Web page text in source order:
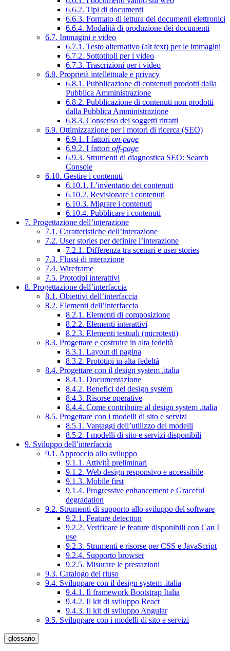
6.6.2. Tipi di documenti
6.6.3. Formato di lettura dei documenti elettronici
6.6.4. Modalità di produzione dei documenti
6.7. Immagini e video
6.7.1. Testo alternativo (alt text) per le immagini
6.7.2. Sottotitoli per i video
6.7.3. Trascrizioni per i video
6.8. Proprietà intellettuale e privacy
6.8.1. Pubblicazione di contenuti prodotti dalla
Pubblica Amministrazione
6.8.2. Pubblicazione di contenuti non prodotti
dalla Pubblica Amministrazione
6.8.3. Consenso dei soggetti ritratti
6.9. Ottimizzazione per i motori di ricerca (SEO)
6.9.1. I fattori on-page
6.9.2. I fattori off-page
6.9.3. Strumenti di diagnostica SEO: Search
Console
6.10. Gestire i contenuti
6.10.1. L’inventario dei contenuti
6.10.2. Revisionare i contenuti
6.10.3. Migrare i contenuti
6.10.4. Pubblicare i contenuti
7. Progettazione dell’interazione
7.1. Caratteristiche dell’interazione
7.2. User stories per definire l’interazione
7.2.1. Differenza tra scenari e user stories
7.3. Flussi di interazione
7.4. Wireframe
7.5. Prototipi interattivi
8. Progettazione dell’interfaccia
8.1. Obiettivi dell’interfaccia
8.2. Elementi dell’interfaccia
8.2.1. Elementi di composizione
8.2.2. Elementi interattivi
8.2.3. Elementi testuali (microtesti)
8.3. Progettare e costruire in alta fedeltà
8.3.1. Layout di pagina
8.3.2. Prototipi in alta fedeltà
8.4. Progettare con il design system .italia
8.4.1. Documentazione
8.4.2. Benefici del design system
8.4.3. Risorse operative
8.4.4. Come contribuire al design system .italia
8.5. Progettare con i modelli di sito e servizi
8.5.1. Vantaggi dell’utilizzo dei modelli
8.5.2. I modelli di sito e servizi disponibili
9. Sviluppo dell’interfaccia
9.1. Approccio allo sviluppo
9.1.1. Attività preliminari
9.1.2. Web design responsivo e accessibile
9.1.3. Mobile first
9.1.4. Progressive enhancement e Graceful
degradation
9.2. Strumenti di supporto allo sviluppo del software
9.2.1. Feature detection
9.2.2. Verificare le feature disponibili con Can I
use
9.2.3. Strumenti e risorse per CSS e JavaScript
9.2.4. Supporto browser
9.2.5. Misurare le prestazioni
9.3. Catalogo del riuso
9.4. Sviluppare con il design system .italia
9.4.1. Il framework Bootstrap Italia
9.4.2. Il kit di sviluppo React
9.4.3. Il kit di sviluppo Angular
9.5. Sviluppare con i modelli di sito e servizi
glossario